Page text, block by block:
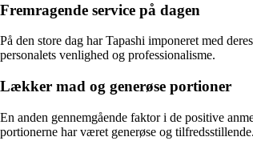
Fremragende service på dagen
På den store dag har Tapashi imponeret med
personalets venlighed og professionalisme.
Lækker mad og generøse portioner
En anden gennemgående faktor i de positive
portionerne har været generøse og tilfredsstillende.